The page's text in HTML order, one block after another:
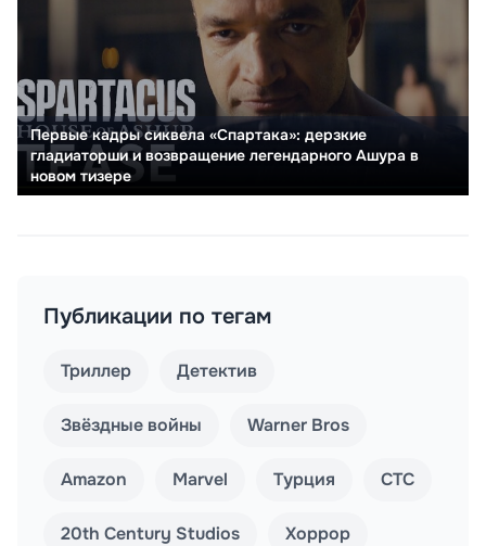
Первые кадры сиквела «Спартака»: дерзкие
гладиаторши и возвращение легендарного Ашура в
новом тизере
Публикации по тегам
Триллер Детектив
Звёздные войны Warner Bros
Amazon Marvel Турция СТС
20th Century Studios Хоррор